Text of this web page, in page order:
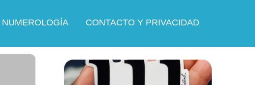
NUMEROLOGÍA CONTACTO Y PRIVACIDAD